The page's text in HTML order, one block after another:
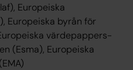
Europeiska
Europeiska byrån för
värdepappers-
(Esma), Europeiska